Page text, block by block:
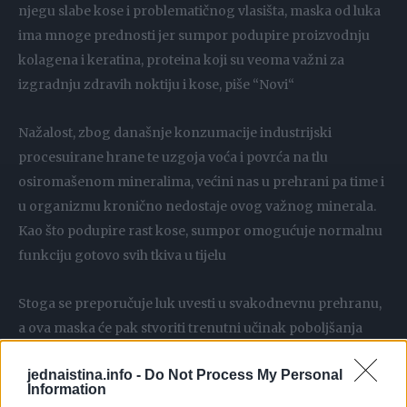
jednaistina.info - Do Not Process My Personal
Information
njegu slabe kose i problematičnog vlasišta, maska od luka
ima mnoge prednosti jer sumpor podupire proizvodnju
kolagena i keratina, proteina koji su veoma važni za
izgradnju zdravih noktiju i kose, piše “Novi“
Nažalost, zbog današnje konzumacije industrijski
procesuirane hrane te uzgoja voća i povrća na tlu
osiromašenom mineralima, većini nas u prehrani pa time i
u organizmu kronično nedostaje ovog važnog minerala.
Kao što podupire rast kose, sumpor omogućuje normalnu
funkciju gotovo svih tkiva u tijelu
Stoga se preporučuje luk uvesti u svakodnevnu prehranu,
a ova maska će pak stvoriti trenutni učinak poboljšanja